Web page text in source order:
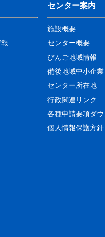
センター案内
施設概要
センター概要
びんご地域情報
備後地域中小企
センター所在地
行政関連リンク
各種申請要項ダ
個人情報保護方針